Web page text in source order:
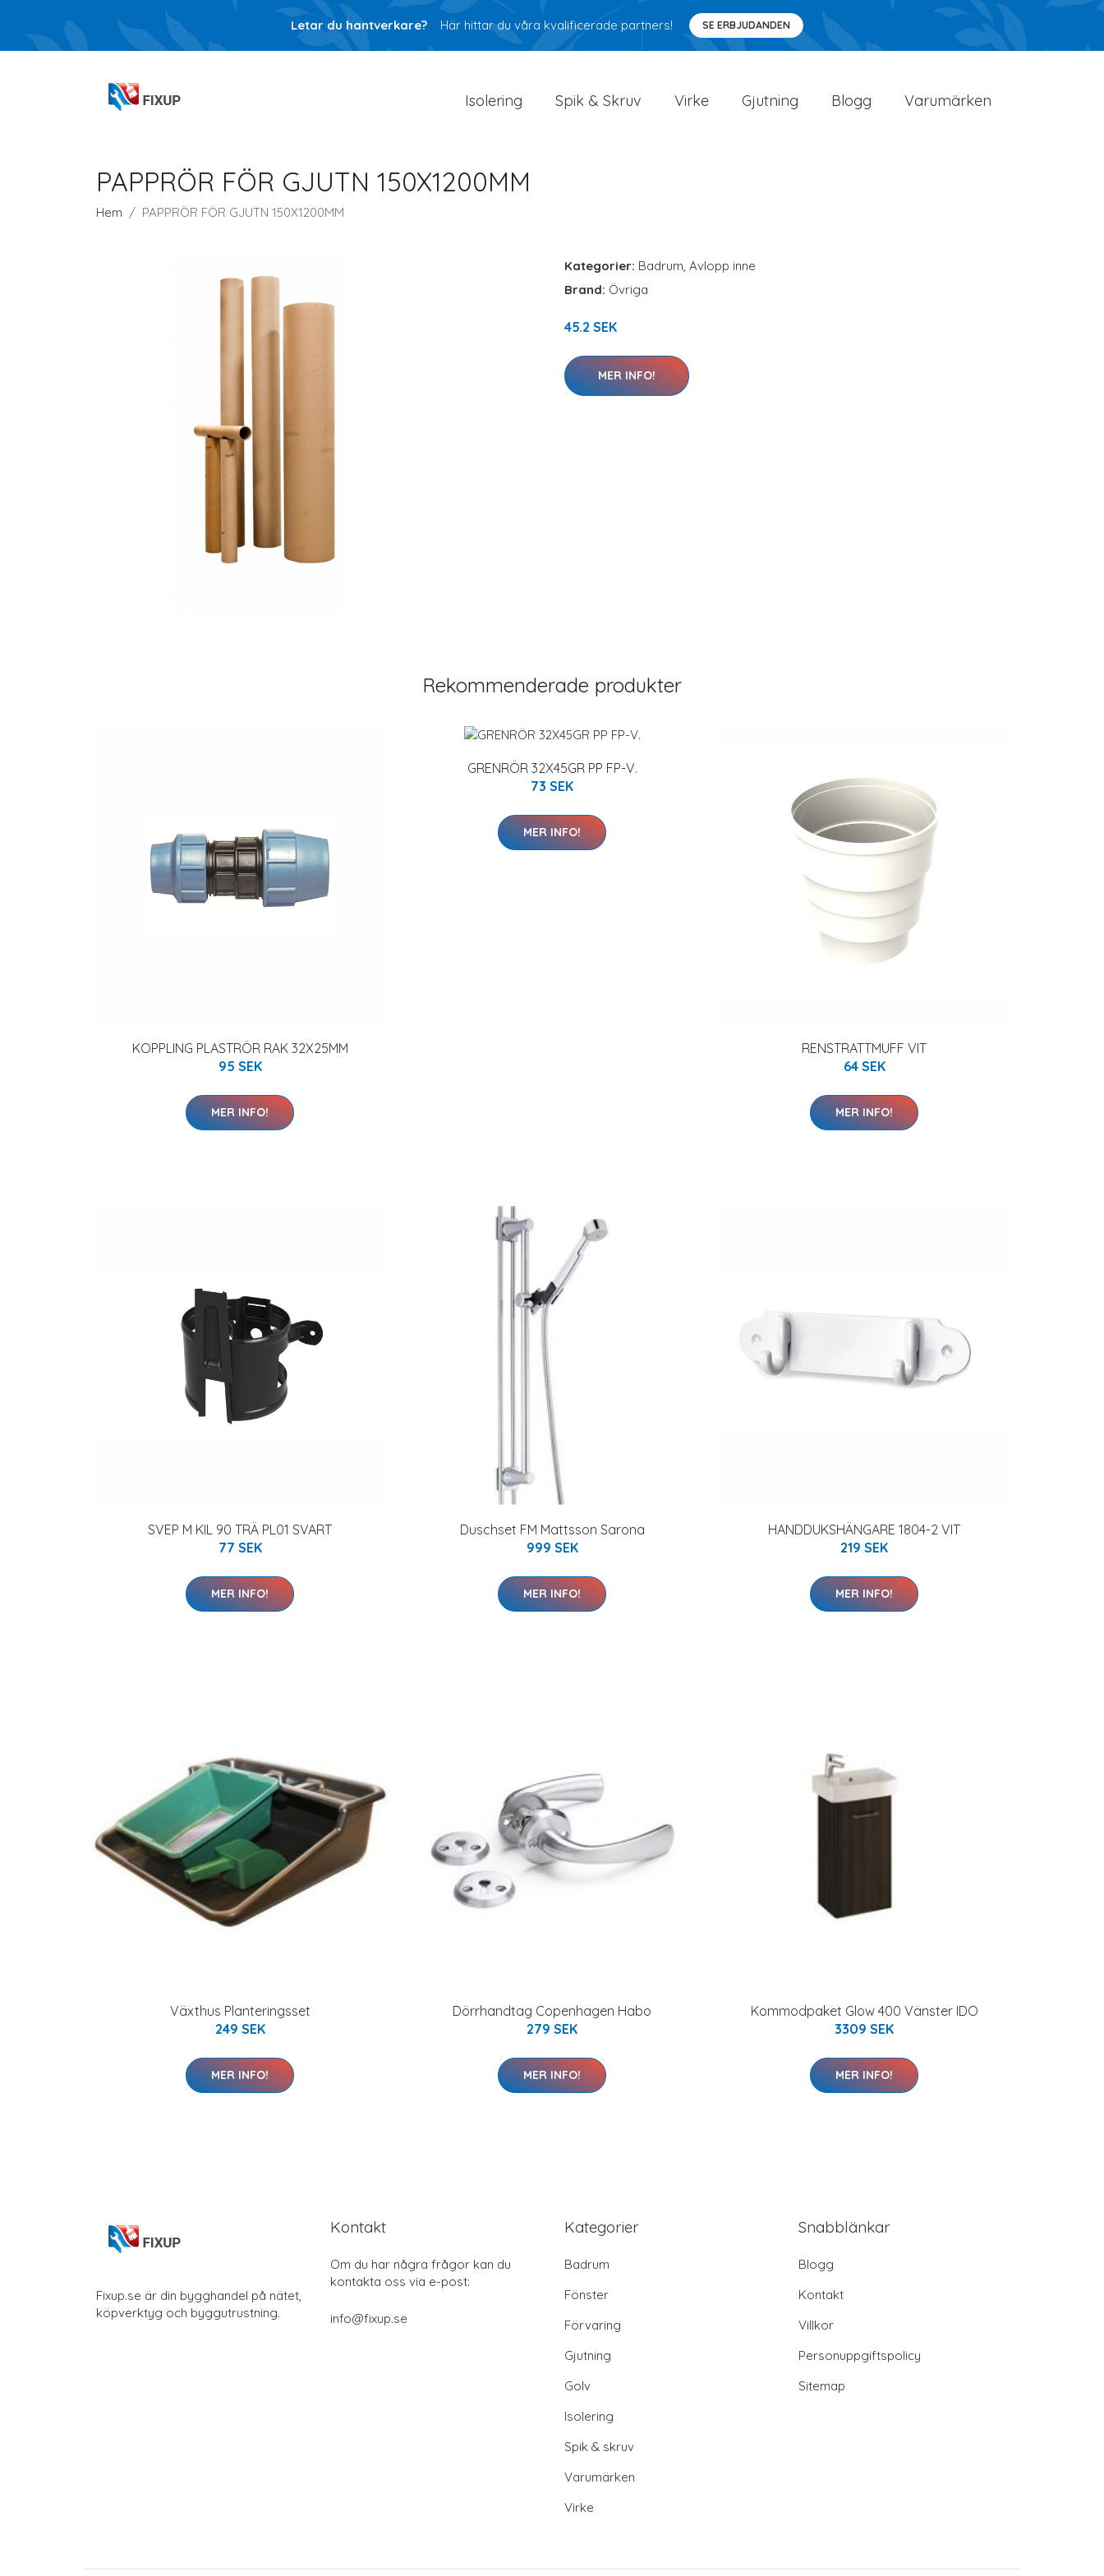
Letar du hantverkare? Här hittar du våra kvalificerade partners! SE ERBJUDANDEN
Isolering Spik & Skruv Virke Gjutning Blogg Varumärken
PAPPRÖR FÖR GJUTN 150X1200MM
Hem PAPPRÖR FÖR GJUTN 150X1200MM
Kategorier: Badrum, Avlopp inne
Brand: Övriga
45.2 SEK
MER INFO!
Rekommenderade produkter
KOPPLING PLASTRÖR RAK 32X25MM
95 SEK
MER INFO!
GRENRÖR 32X45GR PP FP-V.
73 SEK
MER INFO!
RENSTRATTMUFF VIT
64 SEK
MER INFO!
SVEP M KIL 90 TRÄ PL01 SVART
77 SEK
MER INFO!
Duschset FM Mattsson Sarona
999 SEK
MER INFO!
HANDDUKSHÄNGARE 1804-2 VIT
219 SEK
MER INFO!
Växthus Planteringsset
249 SEK
MER INFO!
Dörrhandtag Copenhagen Habo
279 SEK
MER INFO!
Kommodpaket Glow 400 Vänster IDO
3309 SEK
MER INFO!
Fixup.se är din bygghandel på nätet,
köpverktyg och byggutrustning.
Kontakt
Om du har några frågor kan du
kontakta oss via e-post:
info@fixup.se
Kategorier
Badrum
Fönster
Förvaring
Gjutning
Golv
Isolering
Spik & skruv
Varumärken
Virke
Snabblänkar
Blogg
Kontakt
Villkor
Personuppgiftspolicy
Sitemap